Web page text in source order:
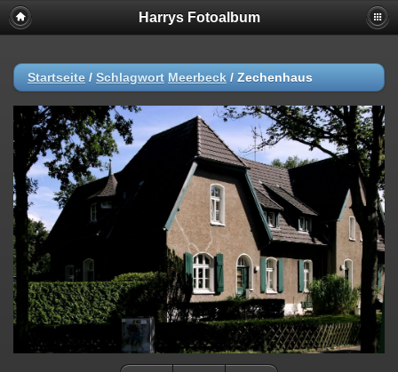
Harrys Fotoalbum
Startseite / Schlagwort Meerbeck / Zechenhaus